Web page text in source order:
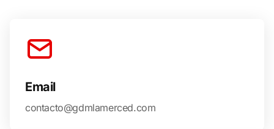
Email
contacto@gdmlamerced.com